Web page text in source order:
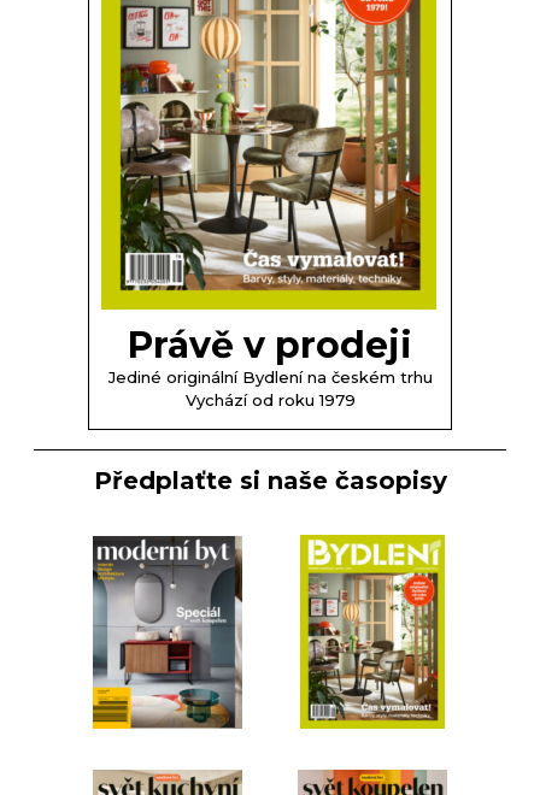
Právě v prodeji
Jediné originální Bydlení na českém trhu
Vychází od roku 1979
Předplaťte si naše časopisy